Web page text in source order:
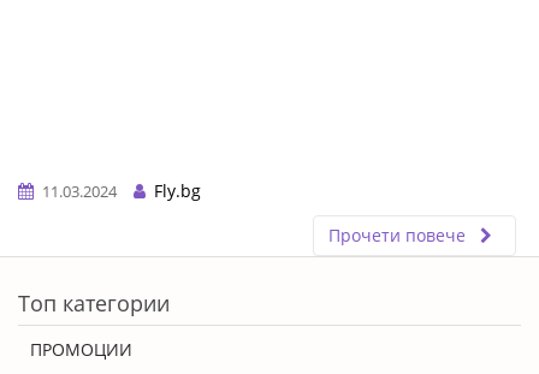
11.03.2024
Fly.bg
Прочети повече
Топ категории
ПРОМОЦИИ